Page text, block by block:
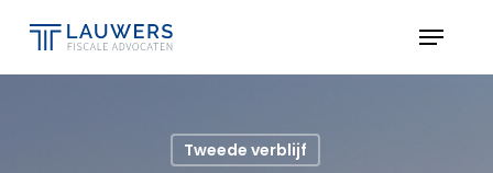
Menu
Tweede verblijf
Close